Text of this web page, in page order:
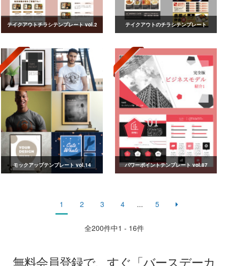
テイクアウトチラシテンプレート vol.2 テイクアウトのチラシテンプレート
モックアップテンプレート vol.14 パワーポイントテンプレート vol.87
1 2 3 4 ... 5
全200件中1 - 16件
無料会員登録で、すぐ「バースデーカ